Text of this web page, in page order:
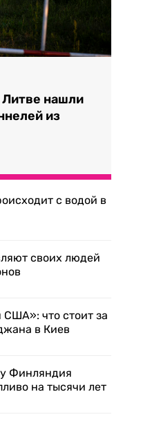
нашли
из
с водой в
своих людей
что стоит за
в Киев
Финляндия
на тысячи лет